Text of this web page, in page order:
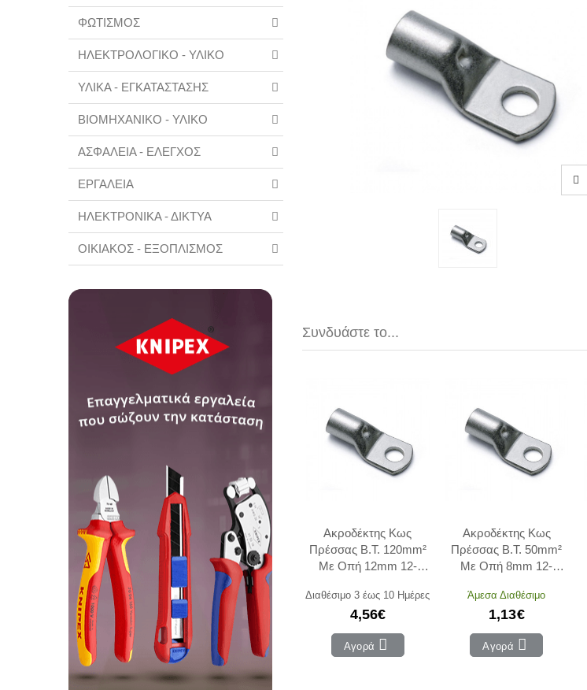
ΦΩΤΙΣΜΟΣ
ΗΛΕΚΤΡΟΛΟΓΙΚΟ - ΥΛΙΚΟ
ΥΛΙΚΑ - ΕΓΚΑΤΑΣΤΑΣΗΣ
ΒΙΟΜΗΧΑΝΙΚΟ - ΥΛΙΚΟ
ΑΣΦΑΛΕΙΑ - ΕΛΕΓΧΟΣ
ΕΡΓΑΛΕΙΑ
ΗΛΕΚΤΡΟΝΙΚΑ - ΔΙΚΤΥΑ
ΟΙΚΙΑΚΟΣ - ΕΞΟΠΛΙΣΜΟΣ
Συνδυάστε το...
Ακροδέκτης Κως
Πρέσσας Β.Τ. 120mm²
Με Οπή 12mm 12-
Διαθέσιμο 3 έως 10 Ημέρες
4,56€
Αγορά
Ακροδέκτης Κως
Πρέσσας Β.Τ. 50mm²
Με Οπή 8mm 12-
Άμεσα Διαθέσιμο
1,13€
Αγορά